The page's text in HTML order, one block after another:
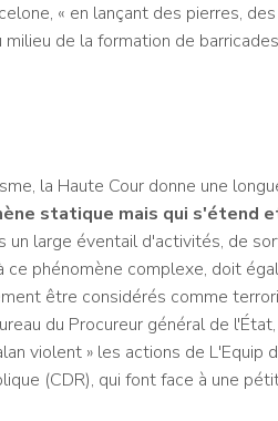
« en lançant des pierres,
de la formation de
la Haute Cour donne une
statique mais qui s'étend
un large éventail d'activités, de
ce phénomène complexe, doit
être considérés comme
du Procureur général de
violent » les actions de L'Equip
(CDR), qui font face à une